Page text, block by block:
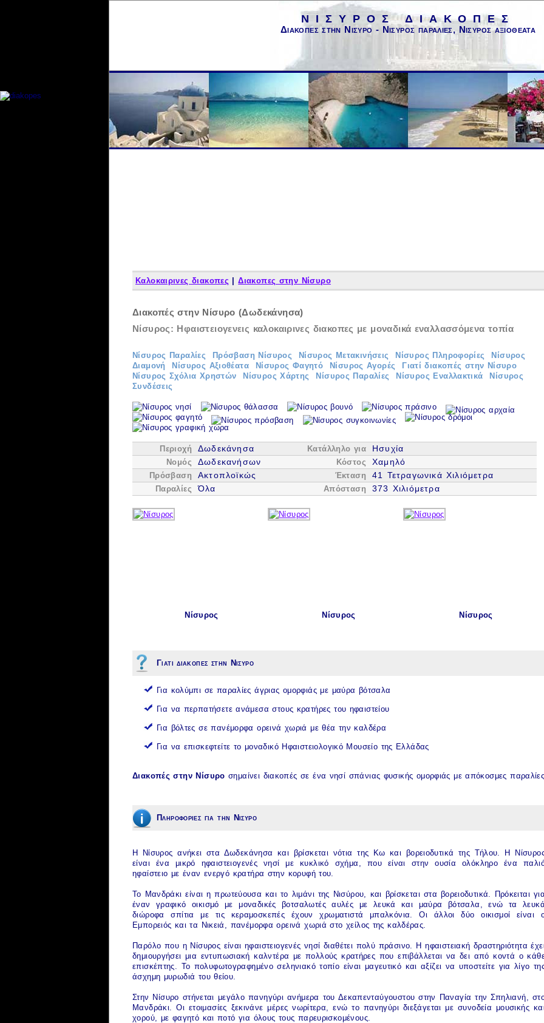
ΝΙΣΥΡΟΣ ΔΙΑΚΟΠΕΣ
Διακοπες στην Νισυρο - Νισυρος παραλιες, Νισυρος αξιοθεατα
Καλοκαιρινες διακοπες |Διακοπες στην Νίσυρο
Διακοπές στην Νίσυρο (Δωδεκάνησα)
Νίσυρος: Ηφαιστειογενεις καλοκαιρινες διακοπες με μοναδικά εναλλασσόμενα τοπία
Νίσυρος Παραλίες Πρόσβαση Νίσυρος Νίσυρος Μετακινήσεις Νίσυρος Πληροφορίες
Νίσυρος
Διαμονή
Νίσυρος Αξιοθέατα Νίσυρος Φαγητό Νίσυρος Αγορές
Γιατί διακοπές στην Νίσυρο
Νίσυρος Σχόλια Χρηστών
Νίσυρος Χάρτης Νίσυρος Παραλίες Νίσυρος Εναλλακτικά
Νίσυρος
Συνδέσεις
Περιοχή Δωδεκάνησα Κατάλληλο για Ησυχία
Νομός Δωδεκανήσων Κόστος Χαμηλό
Πρόσβαση Ακτοπλοϊκώς Έκταση 41 Τετραγωνικά Χιλιόμετρα
Παραλίες Όλα Απόσταση 373 Χιλιόμετρα
Νίσυρος Νίσυρος Νίσυρος
Γιατι διακοπες στην Νισυρο
Για κολύμπι σε παραλίες άγριας ομορφιάς με μαύρα βότσαλα
Για να περπατήσετε ανάμεσα στους κρατήρες του ηφαιστείου
Για βόλτες σε πανέμορφα ορεινά χωριά με θέα την καλδέρα
Για να επισκεφτείτε το μοναδικό Ηφαιστειολογικό Μουσείο της Ελλάδας
Διακοπές στην Νίσυρο σημαίνει διακοπές σε ένα νησί σπάνιας φυσικής ομορφιάς με απόκοσμεςπαραλίες
Πληροφοριες για την Νισυρο
Η Νίσυρος ανήκει στα Δωδεκάνησα και βρίσκεται νότια της Κω και βορειοδυτικά της Τήλου. Η
είναι ένα μικρό ηφαιστειογενές νησί με κυκλικό σχήμα, που είναι στην ουσία ολόκληρο ένα
ηφαίστειο με έναν ενεργό κρατήρα στην κορυφή του.
Το Μανδράκι είναι η πρωτεύουσα και το λιμάνι της Νισύρου , και βρίσκεται στα βορειοδυτικά. Πρόκειται για
έναν γραφικό οικισμό με μοναδικές βοτσαλωτές αυλές με λευκά και μαύρα βότσαλα, ενώ τα λευκά
διώροφα σπίτια με τις κεραμοσκεπές έχουν χρωματιστά μπαλκόνια. Οι άλλοι δύο οικισμοί είναι
Εμπορειός και τα Νικειά, πανέμορφα ορεινά χωριά στο χείλος της καλδέρας.
Παρόλο που η Νίσυρος είναι ηφαιστειογενές νησί διαθέτει πολύ πράσινο. Η ηφαιστειακή δραστηριότητα έχει
δημιουργήσει μια εντυπωσιακή καλντέρα με πολλούς κρατήρες που επιβάλλεται να δει από κοντά ο
επισκέπτης. Το πολυφωτογραφημένο σεληνιακό τοπίο είναι μαγευτικό και αξίζει να υποστείτε για λίγο
άσχημη μυρωδιά του θείου.
Στην Νίσυρο στήνεται μεγάλο πανηγύρι ανήμερα του Δεκαπενταύγουστου στην Παναγία την Σπηλιανή,
Μανδράκι. Οι ετοιμασίες ξεκινάνε μέρες νωρίτερα, ενώ το πανηγύρι διεξάγεται με συνοδεία μουσικής και
χορού, με φαγητό και ποτό για όλους τους παρευρισκομένους.